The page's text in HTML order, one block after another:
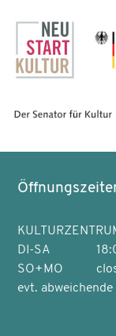
DI-SA
SO+MO
evt.